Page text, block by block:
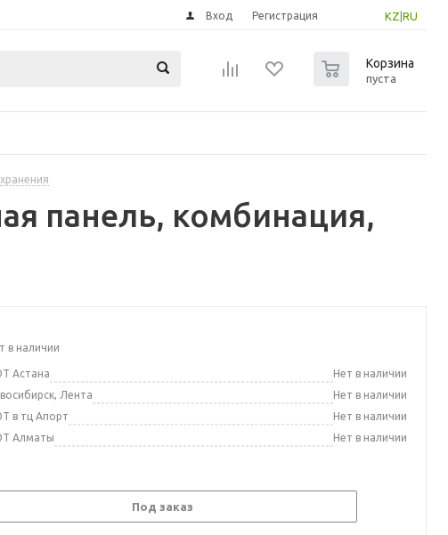
KZ RU
Вход Регистрация
Корзина
пуста
панель, комбинация,
в наличии
Астана
Нет в наличии
Лента
Нет в наличии
в тц Апорт
Нет в наличии
Алматы
Нет в наличии
Под заказ